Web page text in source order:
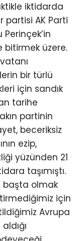
iktidarda
AK Parti
Perinçek’in
bitirmek üzere.
bir türlü
için sandık
tarihe
partinin
beceriksiz
ezip,
yüzünden 21
taşımıştı.
başta olmak
için
Avrupa